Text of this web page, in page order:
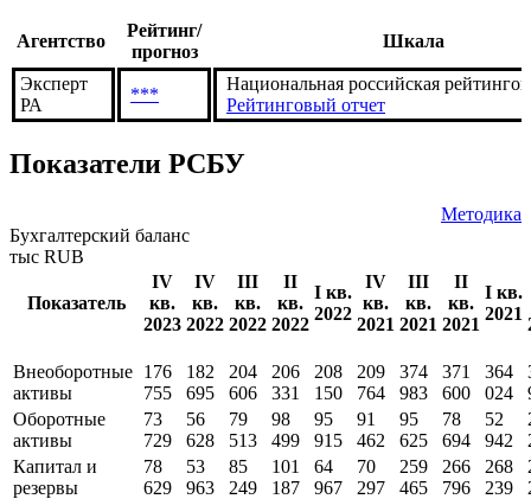
Агентство
Рейтинг/
прогноз
Шкала
Эксперт
РА
***
Национальная российская
Рейтинговый отчет
Показатели РСБУ
Методика
Бухгалтерский баланс
тыс RUB
Показатель
IV
кв.
2023
IV
кв.
2022
III
кв.
2022
II
кв.
2022
I кв.
2022
IV
кв.
2021
III
кв.
2021
II
кв.
2021
I кв.
2021
Внеоборотные
активы
176
755
182
695
204
606
206
331
208
150
209
764
374
983
371
600
364
024
Оборотные
активы
73
729
56
628
79
513
98
499
95
915
91
462
95
625
78
694
52
942
Капитал и
резервы
78
629
53
963
85
249
101
187
64
967
70
297
259
465
266
796
268
239